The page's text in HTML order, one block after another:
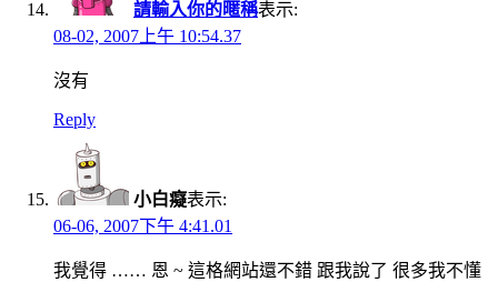
請輸入你的暱稱表示:
08-02, 2007上午 10:54.37
沒有
Reply
小白癡表示:
06-06, 2007下午 4:41.01
我覺得 …… 恩 ~ 這格網站還不錯 跟我說了 很多我不懂